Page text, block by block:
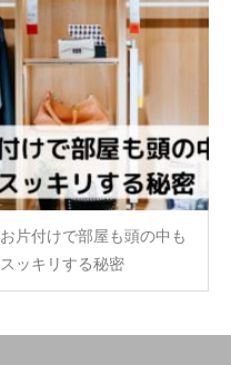
お片付けで部屋も頭の中も
スッキリする秘密